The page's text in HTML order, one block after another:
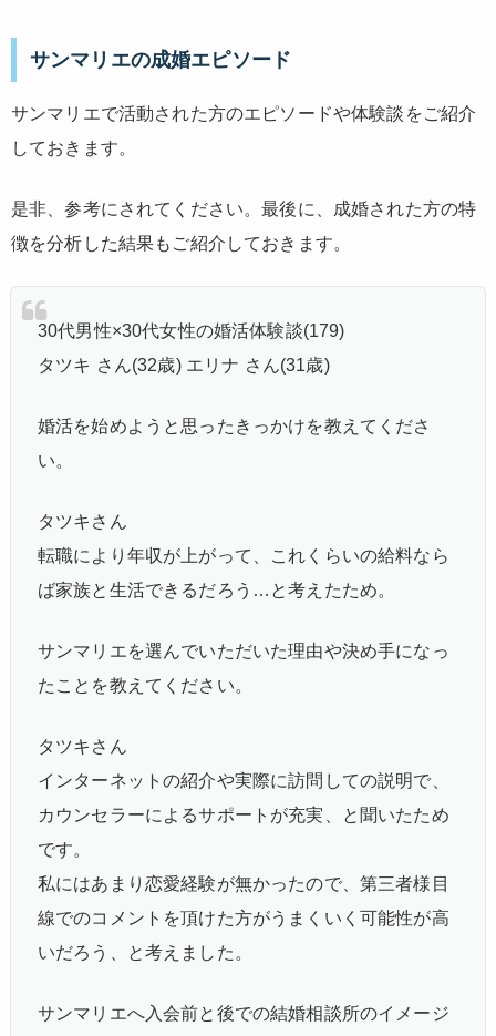
サンマリエの成婚エピソード
サンマリエで活動された方のエピソードや体験談をご紹介
しておきます。
是非、参考にされてください。最後に、成婚された方の特
徴を分析した結果もご紹介しておきます。
30代男性×30代女性の婚活体験談(179)
タツキ さん(32歳) エリナ さん(31歳)
婚活を始めようと思ったきっかけを教えてくださ
い。
タツキさん
転職により年収が上がって、これくらいの給料なら
ば家族と生活できるだろう…と考えたため。
サンマリエを選んでいただいた理由や決め手になっ
たことを教えてください。
タツキさん
インターネットの紹介や実際に訪問しての説明で、
カウンセラーによるサポートが充実、と聞いたため
です。
私にはあまり恋愛経験が無かったので、第三者様目
線でのコメントを頂けた方がうまくいく可能性が高
いだろう、と考えました。
サンマリエへ入会前と後での結婚相談所のイメージ